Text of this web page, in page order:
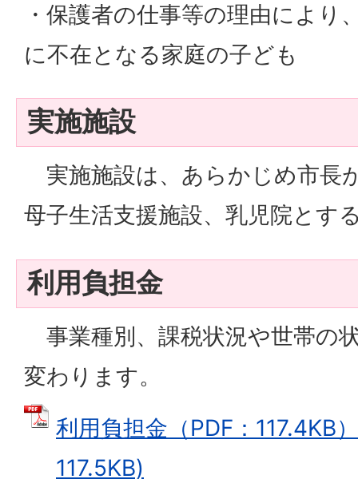
・保護者の仕事等の理由により
に不在となる家庭の子ども
実施施設
実施施設は、あらかじめ市長
母子生活支援施設、乳児院とす
利用負担金
事業種別、課税状況や世帯の
変わります。
利用負担金（PDF：117.4KB
117.5KB)